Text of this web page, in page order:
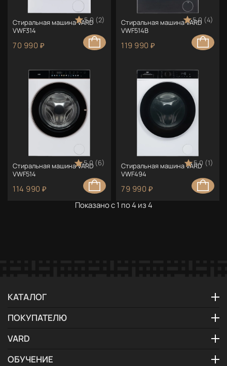
5.0 (2)
Стиральная машина VARD
VWF314
70 990 ₽
5.0 (4)
Стиральная машина VARD
VWF514B
119 990 ₽
5.0 (6)
Стиральная машина VARD
VWF514
114 990 ₽
5.0 (1)
Стиральная машина VARD
VWF494
79 990 ₽
Показано с 1 по 4 из 4
КАТАЛОГ
ПОКУПАТЕЛЮ
VARD
ОБУЧЕНИЕ